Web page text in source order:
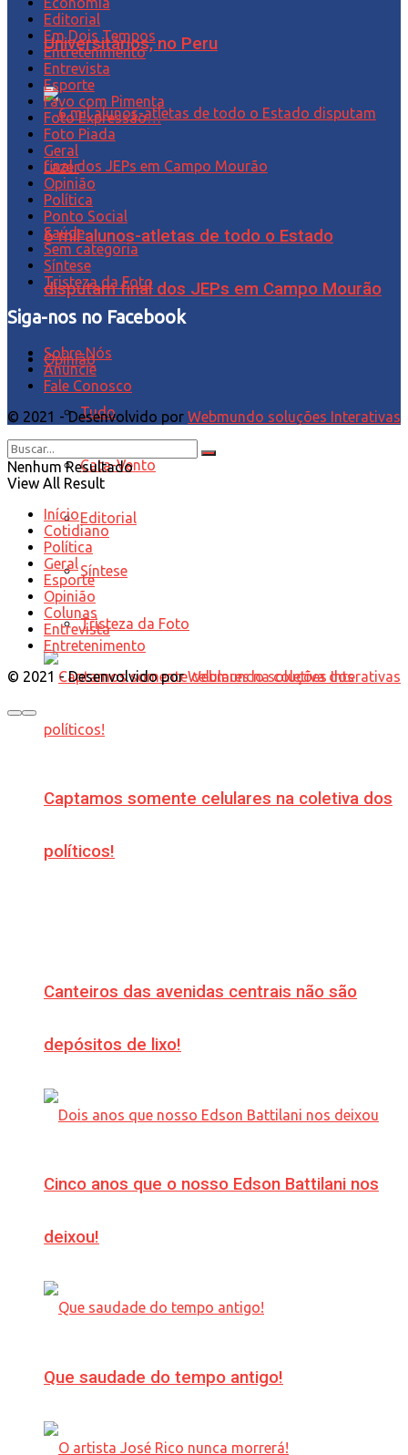
Universitários, no Peru
6 mil alunos-atletas de todo o Estado
disputam final dos JEPs em Campo Mourão
Opinião
Tudo
Cata-Vento
Editorial
Síntese
Tristeza da Foto
Captamos somente celulares na coletiva dos
políticos!
Canteiros das avenidas centrais não são
depósitos de lixo!
Cinco anos que o nosso Edson Battilani nos
deixou!
Que saudade do tempo antigo!
Editorial
Em Dois Tempos
Entretenimento
Entrevista
Esporte
Favo com Pimenta
Foto Expressão…
Foto Piada
Geral
Lazer
Opinião
Política
Ponto Social
Saúde
Sem categoria
Síntese
Tristeza da Foto
Siga-nos no Facebook
Sobre Nós
Anuncie
Fale Conosco
© 2021 - Desenvolvido por Webmundo soluções Interativas
Nenhum Resultado
View All Result
Início
Cotidiano
Política
Geral
Esporte
Opinião
Colunas
Entrevista
Entretenimento
© 2021 - Desenvolvido porWebmundo soluções Interativas